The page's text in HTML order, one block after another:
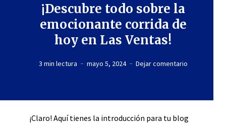
¡Descubre todo sobre la
emocionante corrida de
hoy en Las Ventas!
3 min lectura mayo 5, 2024 Dejar comentario
¡Claro! Aquí tienes la introducción para tu blog